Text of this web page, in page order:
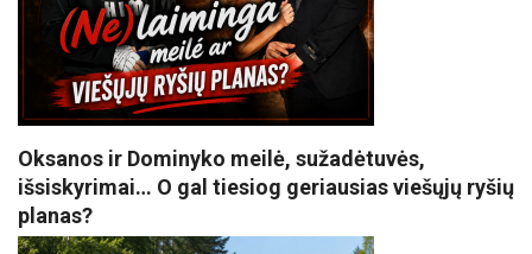
Oksanos ir Dominyko meilė, sužadėtuvės,
išsiskyrimai… O gal tiesiog geriausias viešųjų ryšių
planas?